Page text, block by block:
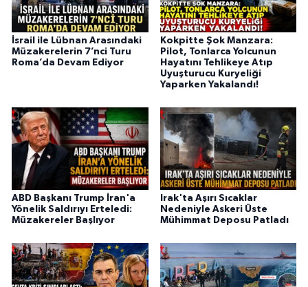
İsrail ile Lübnan Arasındaki
Müzakerelerin 7’nci Turu
Roma’da Devam Ediyor
Kokpitte Şok Manzara:
Pilot, Tonlarca Yolcunun
Hayatını Tehlikeye Atıp
Uyuşturucu Kuryeliği
Yaparken Yakalandı!
ABD Başkanı Trump İran'a
Yönelik Saldırıyı Erteledi:
Müzakereler Başlıyor
Irak'ta Aşırı Sıcaklar
Nedeniyle Askeri Üste
Mühimmat Deposu Patladı